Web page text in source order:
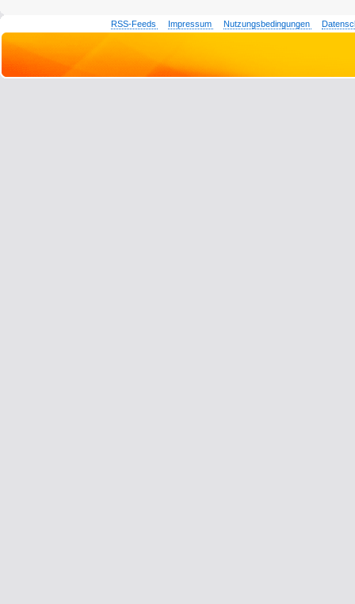
RSS-Feeds Impressum Nutzungsbedingungen